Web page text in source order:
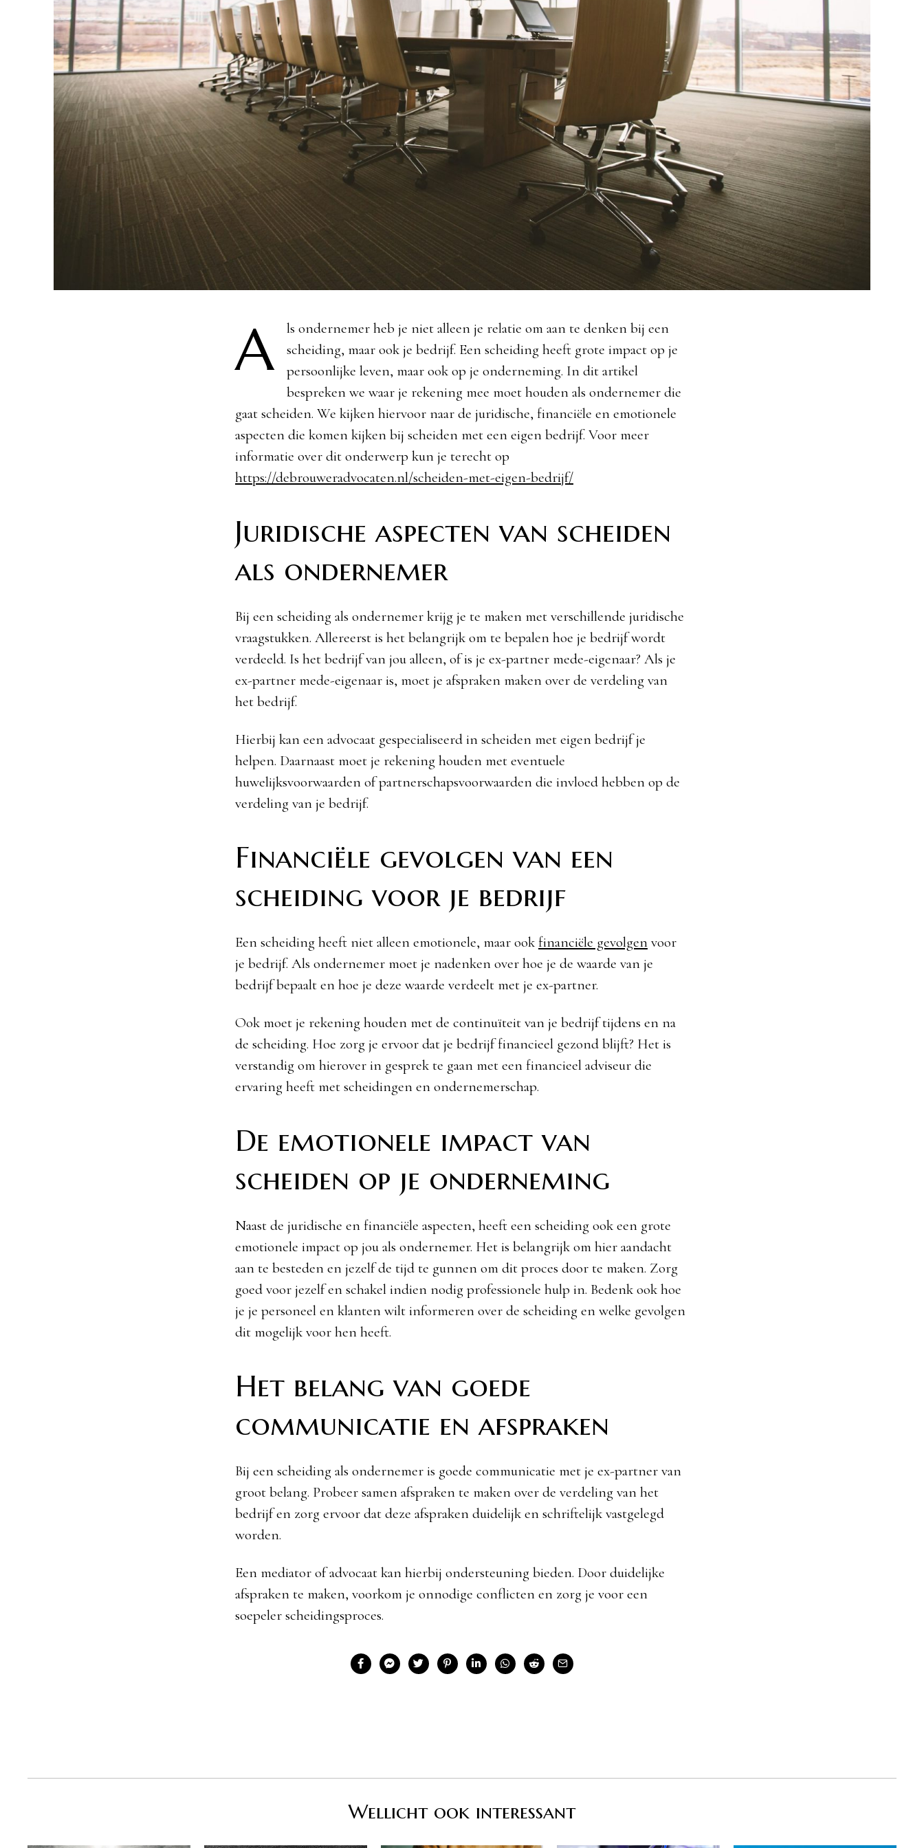
A
ls ondernemer heb je niet alleen je relatie om aan te denken bij een
scheiding, maar ook je bedrijf. Een scheiding heeft grote impact op je
persoonlijke leven, maar ook op je onderneming. In dit artikel
bespreken we waar je rekening mee moet houden als ondernemer die
gaat scheiden. We kijken hiervoor naar de juridische, financiële en emotionele
aspecten die komen kijken bij scheiden met een eigen bedrijf. Voor meer
informatie over dit onderwerp kun je terecht op
https://debrouweradvocaten.nl/scheiden-met-eigen-bedrijf/
Juridische aspecten van scheiden
als ondernemer
Bij een scheiding als ondernemer krijg je te maken met verschillende juridische
vraagstukken. Allereerst is het belangrijk om te bepalen hoe je bedrijf wordt
verdeeld. Is het bedrijf van jou alleen, of is je ex-partner mede-eigenaar? Als je
ex-partner mede-eigenaar is, moet je afspraken maken over de verdeling van
het bedrijf.
Hierbij kan een advocaat gespecialiseerd in scheiden met eigen bedrijf je
helpen. Daarnaast moet je rekening houden met eventuele
huwelijksvoorwaarden of partnerschapsvoorwaarden die invloed hebben op de
verdeling van je bedrijf.
Financiële gevolgen van een
scheiding voor je bedrijf
Een scheiding heeft niet alleen emotionele, maar ook financiële gevolgenvoor
je bedrijf. Als ondernemer moet je nadenken over hoe je de waarde van je
bedrijf bepaalt en hoe je deze waarde verdeelt met je ex-partner.
Ook moet je rekening houden met de continuïteit van je bedrijf tijdens en na
de scheiding. Hoe zorg je ervoor dat je bedrijf financieel gezond blijft? Het is
verstandig om hierover in gesprek te gaan met een financieel adviseur die
ervaring heeft met scheidingen en ondernemerschap.
De emotionele impact van
scheiden op je onderneming
Naast de juridische en financiële aspecten, heeft een scheiding ook een grote
emotionele impact op jou als ondernemer. Het is belangrijk om hier aandacht
aan te besteden en jezelf de tijd te gunnen om dit proces door te maken. Zorg
goed voor jezelf en schakel indien nodig professionele hulp in. Bedenk ook hoe
je je personeel en klanten wilt informeren over de scheiding en welke gevolgen
dit mogelijk voor hen heeft.
Het belang van goede
communicatie en afspraken
Bij een scheiding als ondernemer is goede communicatie met je ex-partner van
groot belang. Probeer samen afspraken te maken over de verdeling van het
bedrijf en zorg ervoor dat deze afspraken duidelijk en schriftelijk vastgelegd
worden.
Een mediator of advocaat kan hierbij ondersteuning bieden. Door duidelijke
afspraken te maken, voorkom je onnodige conflicten en zorg je voor een
soepeler scheidingsproces.
Wellicht ook interessant